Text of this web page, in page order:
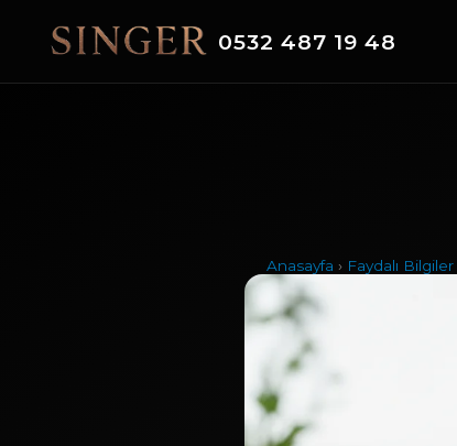
0532 4 87 19 48
Anasayfa › Faydalı Bilgiler